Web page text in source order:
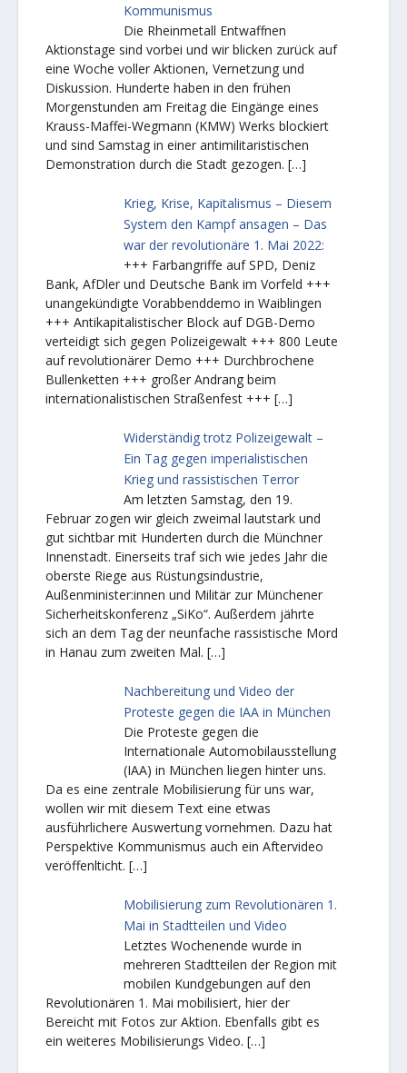
Kommunismus
Die Rheinmetall Entwaffnen
Aktionstage sind vorbei und wir blicken zurück auf
eine Woche voller Aktionen, Vernetzung und
Diskussion. Hunderte haben in den frühen
Morgenstunden am Freitag die Eingänge eines
Krauss-Maffei-Wegmann (KMW) Werks blockiert
und sind Samstag in einer antimilitaristischen
Demonstration durch die Stadt gezogen. […]
Krieg, Krise, Kapitalismus – Diesem
System den Kampf ansagen – Das
war der revolutionäre 1. Mai 2022:
+++ Farbangriffe auf SPD, Deniz
Bank, AfDler und Deutsche Bank im Vorfeld +++
unangekündigte Vorabbenddemo in Waiblingen
+++ Antikapitalistischer Block auf DGB-Demo
verteidigt sich gegen Polizeigewalt +++ 800 Leute
auf revolutionärer Demo +++ Durchbrochene
Bullenketten +++ großer Andrang beim
internationalistischen Straßenfest +++ […]
Widerständig trotz Polizeigewalt –
Ein Tag gegen imperialistischen
Krieg und rassistischen Terror
Am letzten Samstag, den 19.
Februar zogen wir gleich zweimal lautstark und
gut sichtbar mit Hunderten durch die Münchner
Innenstadt. Einerseits traf sich wie jedes Jahr die
oberste Riege aus Rüstungsindustrie,
Außenminister:innen und Militär zur Münchener
Sicherheitskonferenz „SiKo“. Außerdem jährte
sich an dem Tag der neunfache rassistische Mord
in Hanau zum zweiten Mal. […]
Nachbereitung und Video der
Proteste gegen die IAA in München
Die Proteste gegen die
Internationale Automobilausstellung
(IAA) in München liegen hinter uns.
Da es eine zentrale Mobilisierung für uns war,
wollen wir mit diesem Text eine etwas
ausführlichere Auswertung vornehmen. Dazu hat
Perspektive Kommunismus auch ein Aftervideo
veröffenlticht. […]
Mobilisierung zum Revolutionären 1.
Mai in Stadtteilen und Video
Letztes Wochenende wurde in
mehreren Stadtteilen der Region mit
mobilen Kundgebungen auf den
Revolutionären 1. Mai mobilisiert, hier der
Bereicht mit Fotos zur Aktion. Ebenfalls gibt es
ein weiteres Mobilisierungs Video. […]